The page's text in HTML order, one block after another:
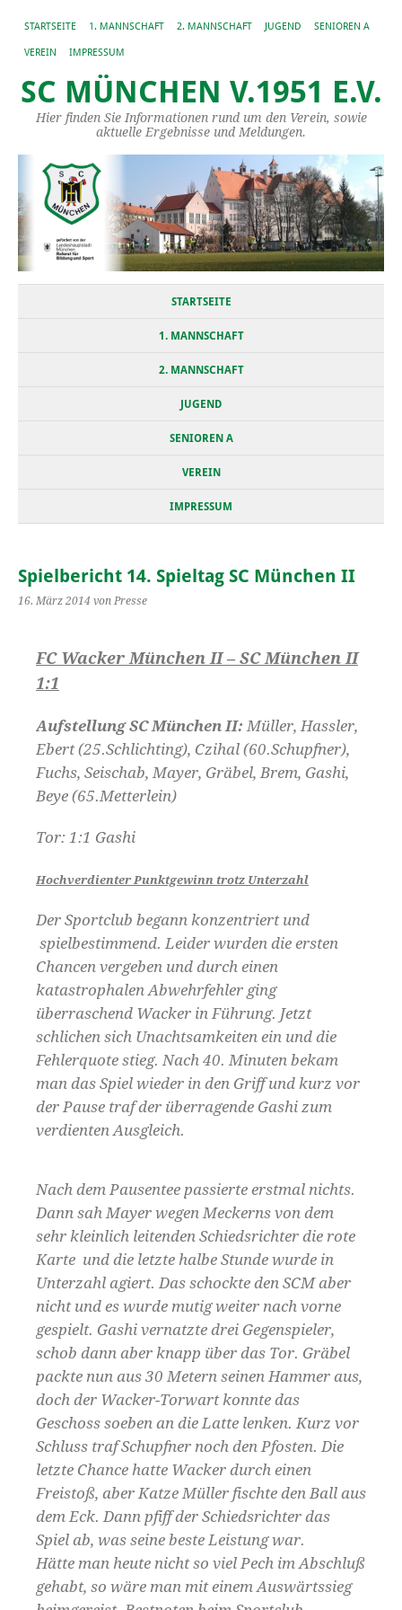
STARTSEITE 1. MANNSCHAFT 2. MANNSCHAFT JUGEND SENIOREN A
VEREIN IMPRESSUM
SC MÜNCHEN V.1951 E.V.
Hier finden Sie Informationen rund um den Verein, sowie
aktuelle Ergebnisse und Meldungen.
STARTSEITE
1. MANNSCHAFT
2. MANNSCHAFT
JUGEND
SENIOREN A
VEREIN
IMPRESSUM
Spielbericht 14. Spieltag SC München II
16. März 2014 von Presse
FC Wacker München II – SC München II
1:1
Aufstellung SC München II: Müller, Hassler,
Ebert (25.Schlichting), Czihal (60.Schupfner),
Fuchs, Seischab, Mayer, Gräbel, Brem, Gashi,
Beye (65.Metterlein)
Tor: 1:1 Gashi
Hochverdienter Punktgewinn trotz Unterzahl
Der Sportclub begann konzentriert und
spielbestimmend. Leider wurden die ersten
Chancen vergeben und durch einen
katastrophalen Abwehrfehler ging
überraschend Wacker in Führung. Jetzt
schlichen sich Unachtsamkeiten ein und die
Fehlerquote stieg. Nach 40. Minuten bekam
man das Spiel wieder in den Griff und kurz vor
der Pause traf der überragende Gashi zum
verdienten Ausgleich.
Nach dem Pausentee passierte erstmal nichts.
Dann sah Mayer wegen Meckerns von dem
sehr kleinlich leitenden Schiedsrichter die rote
Karte und die letzte halbe Stunde wurde in
Unterzahl agiert. Das schockte den SCM aber
nicht und es wurde mutig weiter nach vorne
gespielt. Gashi vernatzte drei Gegenspieler,
schob dann aber knapp über das Tor. Gräbel
packte nun aus 30 Metern seinen Hammer aus,
doch der Wacker-Torwart konnte das
Geschoss soeben an die Latte lenken. Kurz vor
Schluss traf Schupfner noch den Pfosten. Die
letzte Chance hatte Wacker durch einen
Freistoß, aber Katze Müller fischte den Ball aus
dem Eck. Dann pfiff der Schiedsrichter das
Spiel ab, was seine beste Leistung war.
Hätte man heute nicht so viel Pech im Abschluß
gehabt, so wäre man mit einem Auswärtssieg